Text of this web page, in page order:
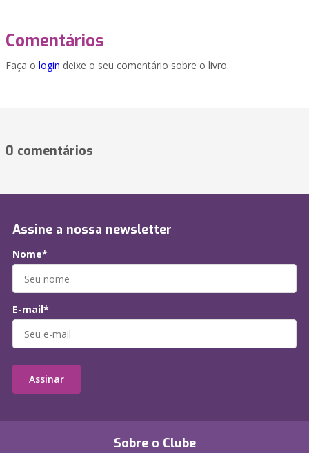
Comentários
Faça o login deixe o seu comentário sobre o livro.
0 comentários
Sobre o Clube
Assine a nossa newsletter
Nome*
E-mail*
Assinar